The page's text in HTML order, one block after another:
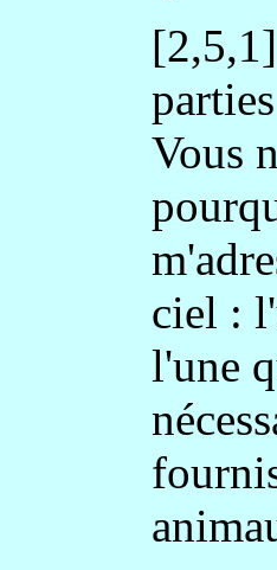
Vous
ciel :
l'une